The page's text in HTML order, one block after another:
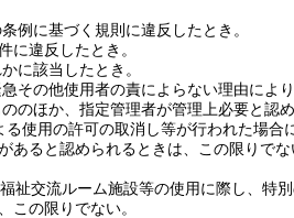
例に基づく規則に違反したとき。
に違反したとき。
に該当したとき。
その他使用者の責によらない理由によ
のほか、指定管理者が管理上必要と認め
る使用の許可の取消し等が行われた場合
あると認められるときは、この限りでな
祉交流ルーム施設等の使用に際し、特
この限りでない。